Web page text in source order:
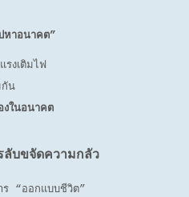
หาอนาคต”
งเติมไฟ
กัน
งในอนาคต
บขจัดความกลัว
“ออกแบบชีวิต”